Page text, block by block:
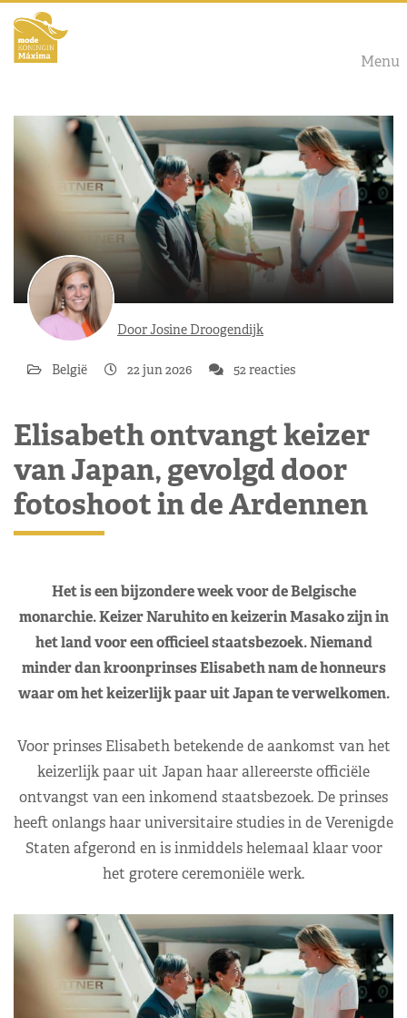
Menu
Door Josine Droogendijk
België 22 jun 2026 52 reacties
Elisabeth ontvangt keizer
van Japan, gevolgd door
fotoshoot in de Ardennen
Het is een bijzondere week voor de Belgische
monarchie. Keizer Naruhito en keizerin Masako zijn in
het land voor een officieel staatsbezoek. Niemand
minder dan kroonprinses Elisabeth nam de honneurs
waar om het keizerlijk paar uit Japan te verwelkomen.
Voor prinses Elisabeth betekende de aankomst van het
keizerlijk paar uit Japan haar allereerste officiële
ontvangst van een inkomend staatsbezoek. De prinses
heeft onlangs haar universitaire studies in de Verenigde
Staten afgerond en is inmiddels helemaal klaar voor
het grotere ceremoniële werk.